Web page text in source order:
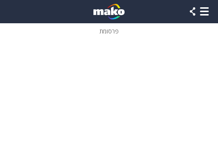
פרסומת